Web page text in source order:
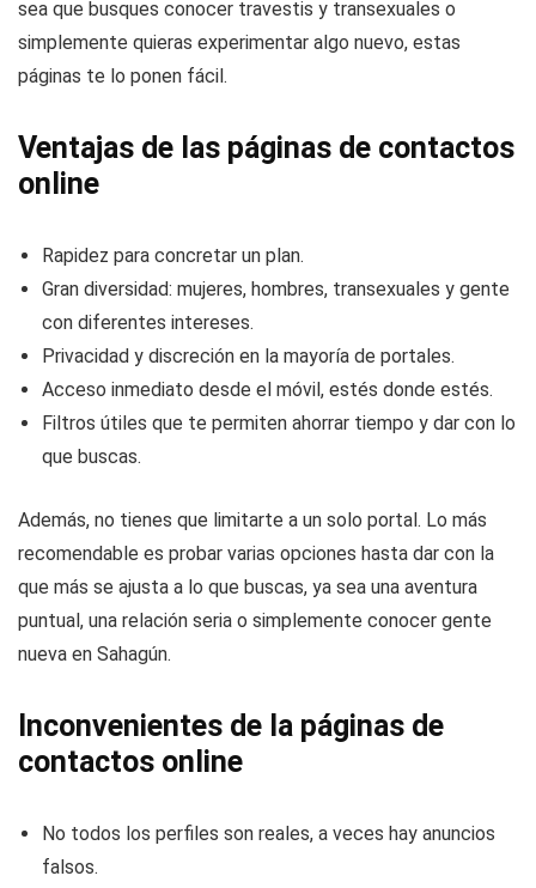
Lo bueno es que es un espacio inclusivo, libre de prejuicios
y pensado para quienes quieren ampliar sus horizontes. Ya
simplemente quieras experimentar algo nuevo, estas
páginas te lo ponen fácil.
Ventajas de las páginas de contactos
online
Rapidez para concretar un plan.
Gran diversidad: mujeres, hombres, transexuales y gente
con diferentes intereses.
Privacidad y discreción en la mayoría de portales.
Filtros útiles que te permiten ahorrar tiempo y dar con lo
que buscas.
Además, no tienes que limitarte a un solo portal. Lo más
recomendable es probar varias opciones hasta dar con la
puntual, una relación seria o simplemente conocer gente
nueva en Sahagún.
Inconvenientes de la páginas de
contactos online